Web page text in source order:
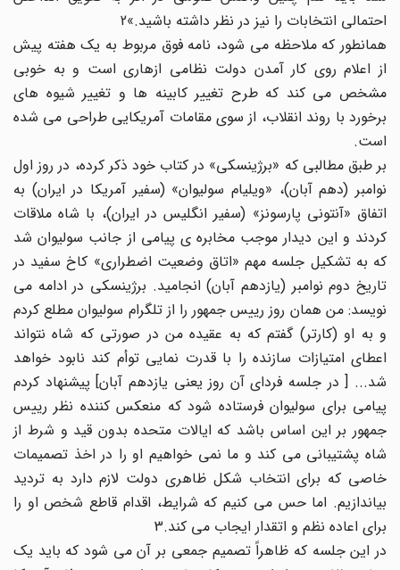
احتمالی انتخابات را نیز در نظر داشته باشید.»2
همانطور که ملاحظه می شود، نامه فوق مربوط به یک هفته پیش
از اعلام روی کار آمدن دولت نظامی ازهاری است و به خوبی
مشخص می کند که طرح تغییر کابینه ها و تغییر شیوه های
برخورد با روند انقلاب، از سوی مقامات آمریکایی طراحی می شده
است.
بر طبق مطالبی که «برژینسکی» در کتاب خود ذکر کرده، در روز اول
نوامبر (دهم آبان)، «ویلیام سولیوان» (سفیر آمریکا در ایران) به
اتفاق «آنتونی پارسونز» (سفیر انگلیس در ایران)، با شاه ملاقات
کردند و این دیدار موجب مخابره ی پیامی از جانب سولیوان شد
که به تشکیل جلسه مهم «اتاق وضعیت اضطراری» کاخ سفید در
تاریخ دوم نوامبر (یازدهم آبان) انجامید. برژینسکی در ادامه می
نویسد: من همان روز رییس جمهور را از تلگرام سولیوان مطلع کردم
و به او (کارتر) گفتم که به عقیده من در صورتی که شاه نتواند
اعطای امتیازات سازنده را با قدرت نمایی توأم کند نابود خواهد
شد... [ در جلسه فردای آن روز یعنی یازدهم آبان] پیشنهاد کردم
پیامی برای سولیوان فرستاده شود که منعکس کننده نظر رییس
جمهور بر این اساس باشد که ایالات متحده بدون قید و شرط از
شاه پشتیبانی می کند و ما نمی خواهیم او را در اخذ تصمیمات
خاصی که برای انتخاب شکل ظاهری دولت لازم دارد به تردید
بیاندازیم. اما حس می کنیم که شرایط، اقدام قاطع شخص او را
برای اعاده نظم و اتقدار ایجاب می کند.3
در این جلسه که ظاهراً تصمیم جمعی بر آن می شود که باید یک